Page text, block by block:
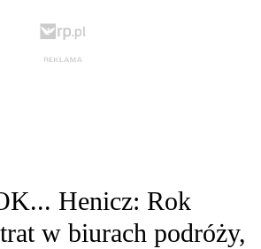
Henicz: Rok
w biurach podróży,